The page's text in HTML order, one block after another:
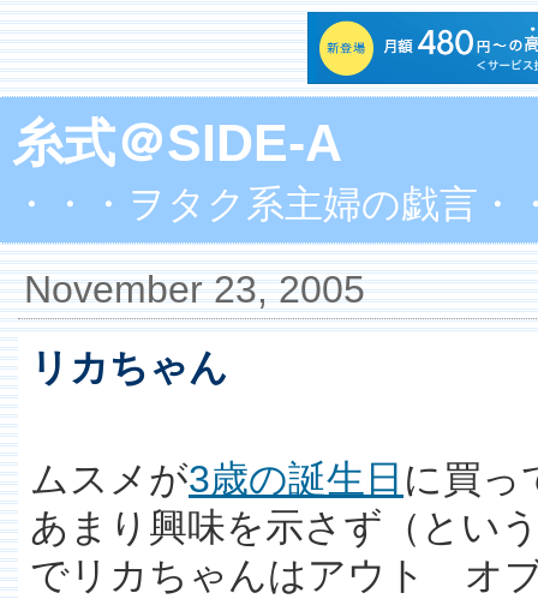
糸式＠SIDE-A
・・・ヲタク系主婦の戯言・
November 23, 2005
リカちゃん
ムスメが3歳の誕生日 に買っ
あまり興味を示さず（とい
でリカちゃんはアウト オ